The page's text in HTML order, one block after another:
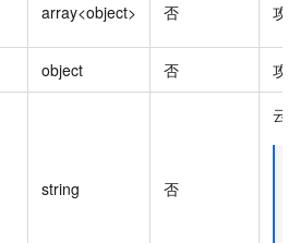
array<object> 否 攻
object 否 攻
string 否
云